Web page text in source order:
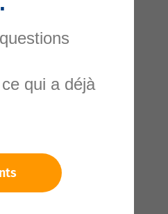
qui a déjà